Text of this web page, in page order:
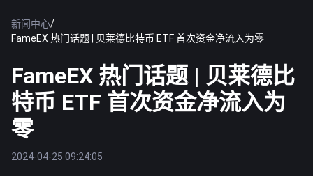
新闻中心/
FameEX 热门话题 | 贝莱德比特币 ETF 首次资金净流入为零
FameEX 热门话题 | 贝莱德比
特币 ETF 首次资金净流入为
零
2024-04-25 09:24:05